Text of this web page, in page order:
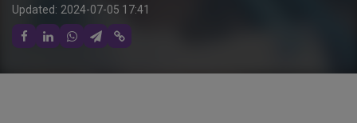
Updated: 2024-07-05 17:41